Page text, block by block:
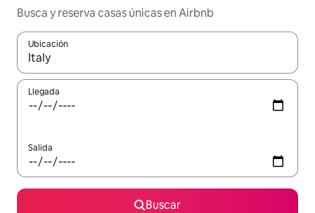
Busca y reserva casas únicas en Airbnb
Ubicación
Cuando los resultados estén disponibles, navega con las
Llegada
Salida
Buscar